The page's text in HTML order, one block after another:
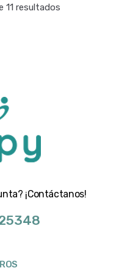
11 resultados
¡Contáctanos!